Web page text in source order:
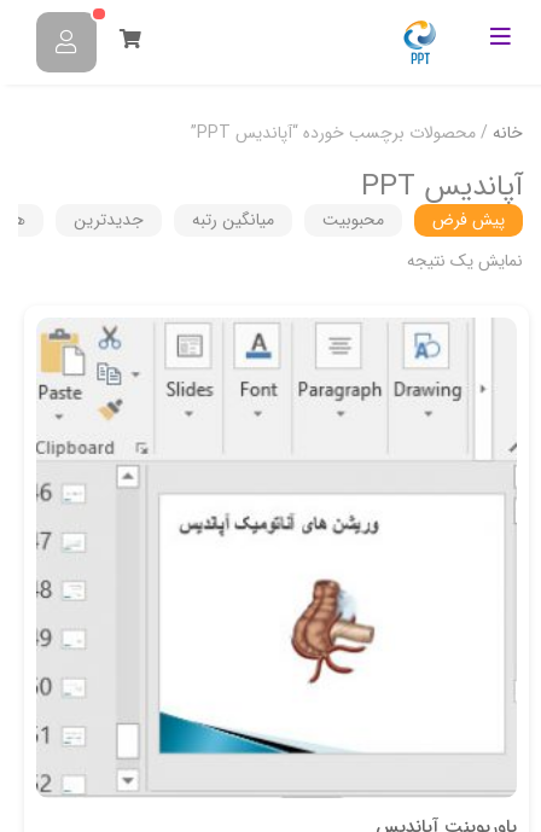
خانه / محصولات برچسب خورده “آپاندیس PPT”
آپاندیس PPT
پیش فرض محبوبیت میانگین رتبه جدیدترین
نمایش یک نتیجه